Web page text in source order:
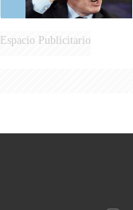
Espacio Publicitario